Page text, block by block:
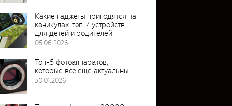
Какие гаджеты пригодятся на
каникулах: топ-7 устройств
для детей и родителей
05.06.2026
Топ-5 фотоаппаратов,
которые всё ещё актуальны
30.01.2026